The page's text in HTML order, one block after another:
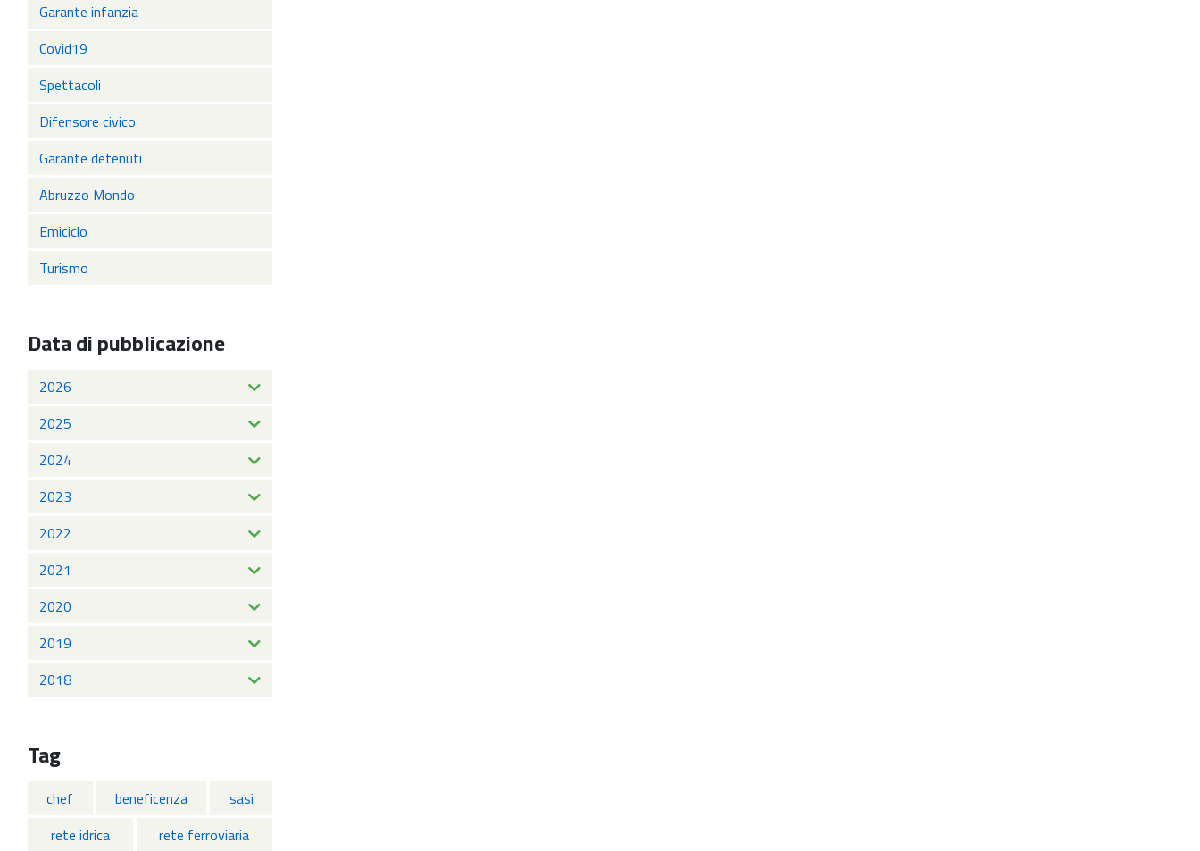
Garante infanzia
Covid19
Spettacoli
Difensore civico
Garante detenuti
Abruzzo Mondo
Emiciclo
Turismo
Data di pubblicazione
2026
2025
2024
2023
2022
2021
2020
2019
2018
Tag
chef beneficenza
sasi
rete idrica
rete ferroviaria